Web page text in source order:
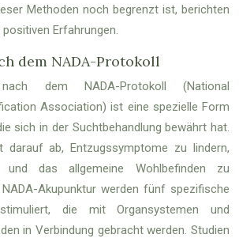
Methoden noch begrenzt ist, berichten
Erfahrungen.
dem NADA-Protokoll
dem NADA-Protokoll (National
Association) ist eine spezielle Form
sich in der Suchtbehandlung bewährt hat.
darauf ab, Entzugssymptome zu lindern,
und das allgemeine Wohlbefinden zu
Akupunktur werden fünf spezifische
die mit Organsystemen und
in Verbindung gebracht werden. Studien